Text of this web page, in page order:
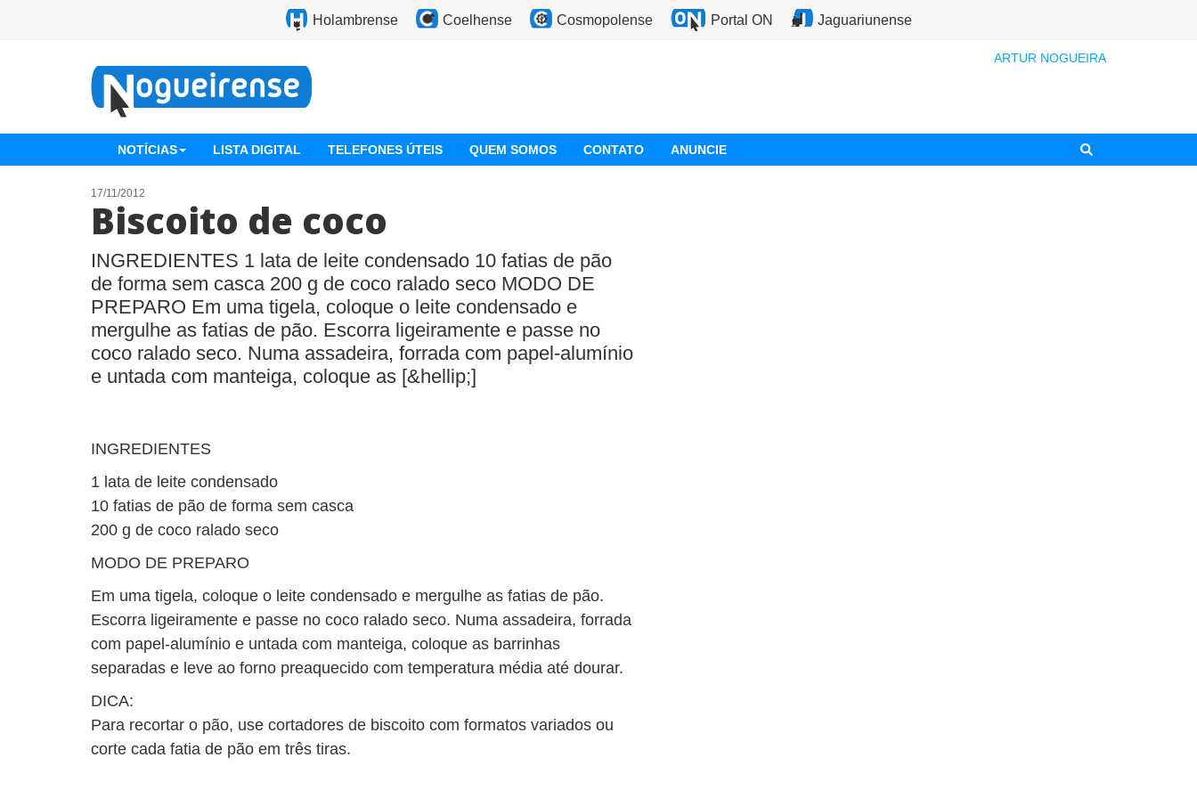
Holambrense Coelhense Cosmopolense Portal ON Jaguariunense
ARTUR NOGUEIRA
NOTÍCIAS LISTA DIGITAL TELEFONES ÚTEIS QUEM SOMOS CONTATO ANUNCIE
17/11/2012
Biscoito de coco
INGREDIENTES 1 lata de leite condensado 10 fatias de pão
de forma sem casca 200 g de coco ralado seco MODO DE
PREPARO Em uma tigela, coloque o leite condensado e
mergulhe as fatias de pão. Escorra ligeiramente e passe no
coco ralado seco. Numa assadeira, forrada com papel-alumínio
e untada com manteiga, coloque as [&hellip;]
INGREDIENTES
1 lata de leite condensado
10 fatias de pão de forma sem casca
200 g de coco ralado seco
MODO DE PREPARO
Em uma tigela, coloque o leite condensado e mergulhe as fatias de pão.
Escorra ligeiramente e passe no coco ralado seco. Numa assadeira, forrada
com papel-alumínio e untada com manteiga, coloque as barrinhas
separadas e leve ao forno preaquecido com temperatura média até dourar.
DICA:
Para recortar o pão, use cortadores de biscoito com formatos variados ou
corte cada fatia de pão em três tiras.